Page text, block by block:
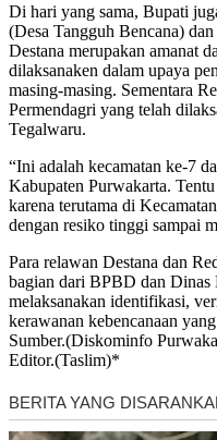
Di hari yang sama, Bupati
(Desa Tangguh Bencana)
Destana merupakan amanat
dilaksanaken dalam upaya
masing-masing. Sementara
Permendagri yang telah
Tegalwaru.
“Ini adalah kecamatan ke-7
Kabupaten Purwakarta.
karena terutama di
dengan resiko tinggi sampai
Para relawan Destana dan
bagian dari BPBD dan Dinas
melaksanakan identifikasi,
kerawanan kebencanaan
Sumber.(Diskominfo
Editor.(Taslim)*